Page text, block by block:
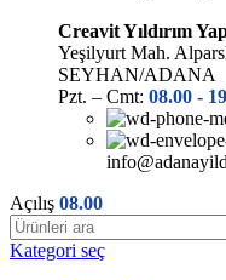
Creavit Yıldırım
Yeşilyurt Mah.
SEYHAN/ADANA
Pzt. – Cmt: 08.00 -
Açılış 08.00
Kategori seç